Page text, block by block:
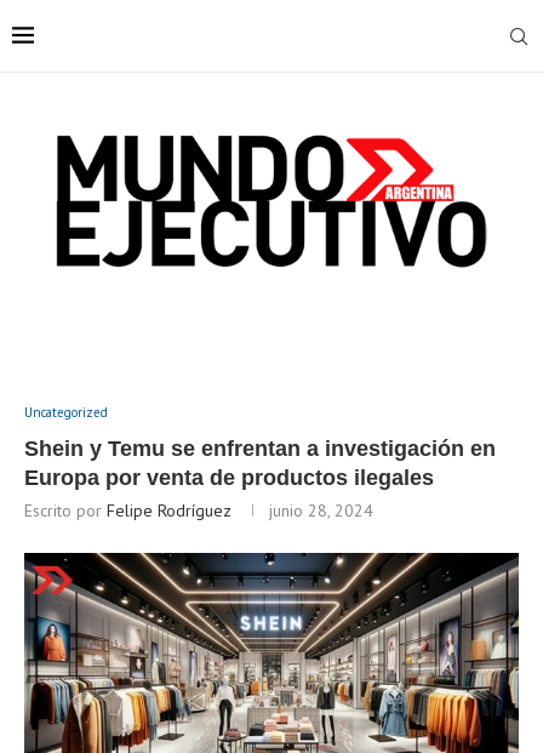
Uncategorized
Shein y Temu se enfrentan a investigación en
Europa por venta de productos ilegales
Escrito por Felipe Rodríguez junio 28, 2024